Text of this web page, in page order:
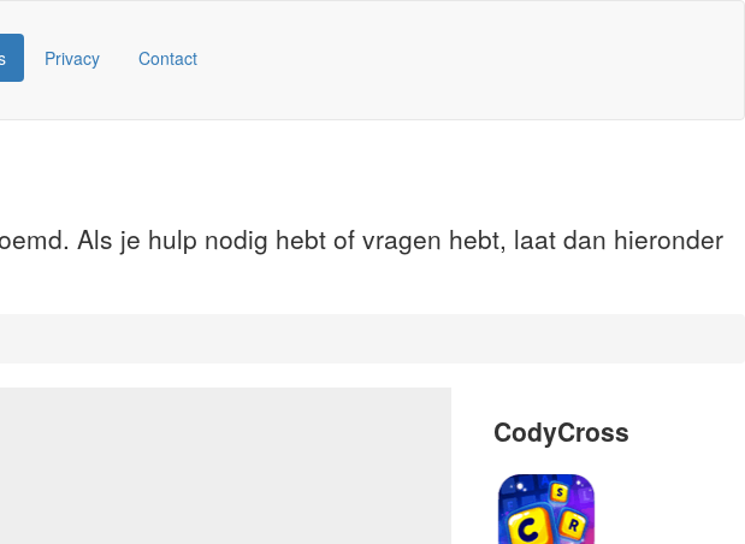
Privacy Contact
Als je hulp nodig hebt of vragen hebt, laat dan hieronder
CodyCross